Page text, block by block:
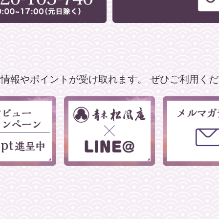
報やポイントが受け取れます。 ぜひご利用く